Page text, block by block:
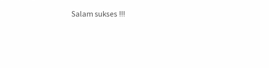
Salam sukses !!!